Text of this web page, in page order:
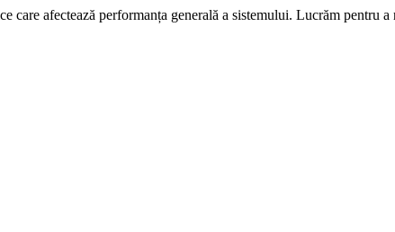
care afectează performanța generală a sistemului. Lucrăm pentru